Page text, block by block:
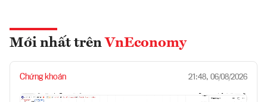
Mới nhất trên VnEconomy
Chứng khoán 21:48, 06/08/2026